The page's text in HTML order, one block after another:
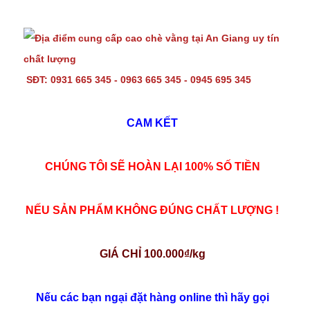
SĐT: 0931 665 345 - 0963 665 345 - 0945 695 345
CAM KẾT
CHÚNG TÔI SẼ HOÀN LẠI 100% SỐ TIỀN
NẾU SẢN PHẨM KHÔNG ĐÚNG CHẤT LƯỢNG !
GIÁ CHỈ 100.000₫/kg
Nếu các bạn ngại đặt hàng online thì hãy gọi